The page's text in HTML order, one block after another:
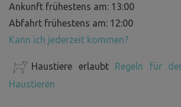
Ankunft frühestens am: 13:00
Abfahrt frühestens am: 12:00
Kann ich jederzeit kommen?
Haustiere erlaubt Regeln für
Haustieren